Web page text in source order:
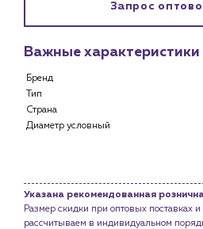
История компании
Водоснабжение и теплоснабжение
Портфолио
Блог
Личный кабинет
Запрос
Важные характеристики
Бренд
Тип
Страна
Диаметр условный
Указана рекомендованная
Размер скидки при оптовых поставках
рассчитываем в индивидуальном